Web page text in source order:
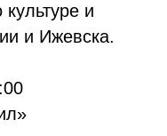
и
и Ижевска.